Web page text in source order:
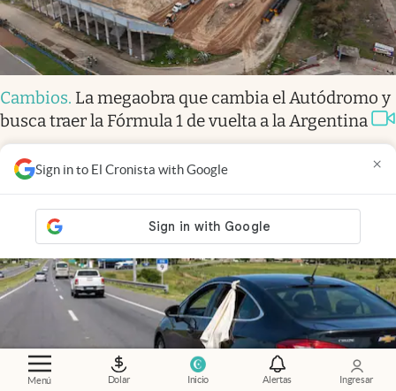
Menú Dolar Inicio Alertas Ingresar
Sign in to El Cronista with Google ×
Cambios. La megaobra que cambia el Autódromo y
busca traer la Fórmula 1 de vuelta a la Argentina